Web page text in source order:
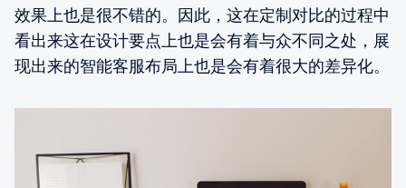
效果上也是很不错的。因此，这在定制对比的过程中
看出来这在设计要点上也是会有着与众不同之处，展
现出来的智能客服布局上也是会有着很大的差异化。